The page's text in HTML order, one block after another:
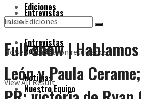
Entrevistas
Noticias
Nuestro Equipo
Ediciones
Entrevistas
Noticias
No se encontraron resultados
View All Result
InicioEdiciones
Full show |
León y Paula